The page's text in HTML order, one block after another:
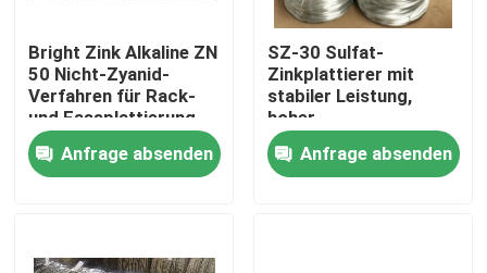
Zu Hause
Bright Zink Alkaline ZN
50 Nicht-Zyanid-
Verfahren für Rack-
und Fassplattierung
mit ausgezeichneter
Metallverteilung und
hoher
Anfrage absenden
SZ-30 Sulfat-
Zinkplattierer mit
stabiler Leistung,
hoher
Stromwirksamkeit
Anfrage absenden